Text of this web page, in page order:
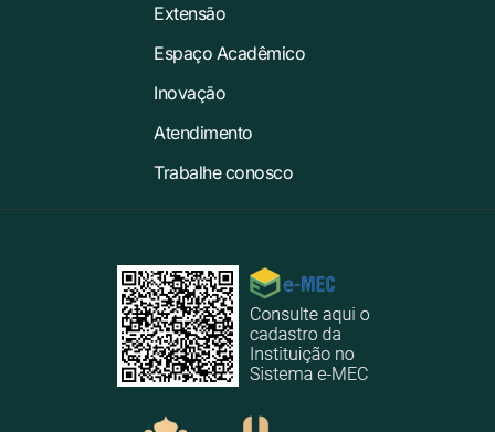
Extensão
Espaço Acadêmico
Inovação
Atendimento
Trabalhe conosco